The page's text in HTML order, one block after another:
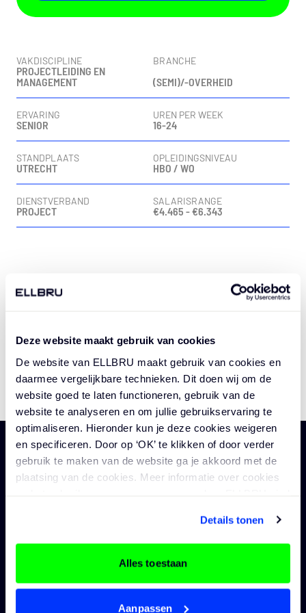
Deze website maakt gebruik van cookies
De website van ELLBRU maakt gebruik van cookies en
daarmee vergelijkbare technieken. Dit doen wij om de
website goed te laten functioneren, gebruik van de
website te analyseren en om jullie gebruikservaring te
optimaliseren. Hieronder kun je deze cookies weigeren
en specificeren. Door op ‘OK’ te klikken of door verder
gebruik te maken van de website ga je akkoord met de
plaatsing van de cookies. Meer informatie over cookies
Details tonen
Alles toestaan
Aanpassen
Vacaturedetails
VAKDISCIPLINE
PROJECTLEIDING EN
MANAGEMENT
BRANCHE
(SEMI)/-OVERHEID
ERVARING
SENIOR
UREN PER WEEK
16-24
STANDPLAATS
UTRECHT
OPLEIDINGSNIVEAU
HBO / WO
DIENSTVERBAND
PROJECT
SALARISRANGE
€4.465 - €6.343
Vacaturebeschrijving
Introductie
week op zoek naar een projectleider Veilig voor
Koningsdag. Interesse gewekt? Lees dan snel
verder!
Organisatie
evenementen. Als Projectleider Veilig maak je
deel uit van het kernteam Koningsdag 2026. Je
werkt nauw samen met de projectmanager,
Vacatures architectuur
Vacatures bouwkunde
Vacatures civiele techniek
Uploaden CV
Inloggen